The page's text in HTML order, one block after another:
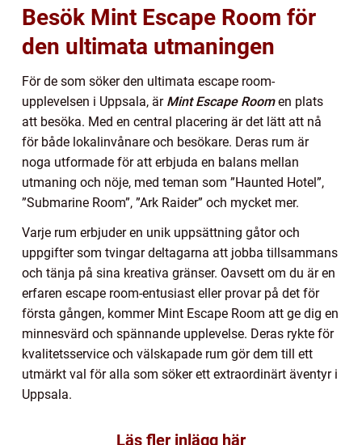
Besök Mint Escape Room för
den ultimata utmaningen
För de som söker den ultimata escape room-
upplevelsen i Uppsala, är Mint Escape Room en plats
att besöka. Med en central placering är det lätt att nå
för både lokalinvånare och besökare. Deras rum är
noga utformade för att erbjuda en balans mellan
utmaning och nöje, med teman som ”Haunted Hotel”,
”Submarine Room”, ”Ark Raider” och mycket mer.
Varje rum erbjuder en unik uppsättning gåtor och
uppgifter som tvingar deltagarna att jobba tillsammans
och tänja på sina kreativa gränser. Oavsett om du är en
erfaren escape room-entusiast eller provar på det för
första gången, kommer Mint Escape Room att ge dig en
minnesvärd och spännande upplevelse. Deras rykte för
kvalitetsservice och välskapade rum gör dem till ett
utmärkt val för alla som söker ett extraordinärt äventyr i
Uppsala.
Läs fler inlägg här